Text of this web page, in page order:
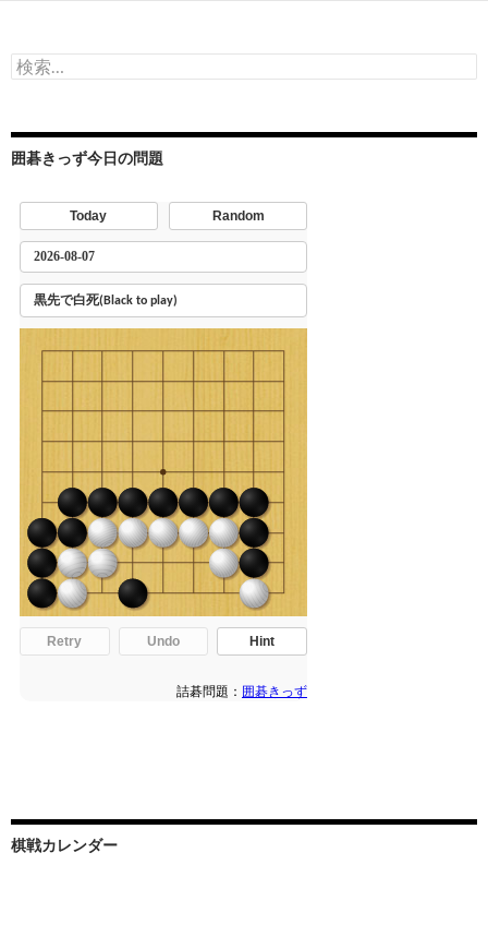
検
索:
囲碁きっず今日の問題
棋戦カレンダー